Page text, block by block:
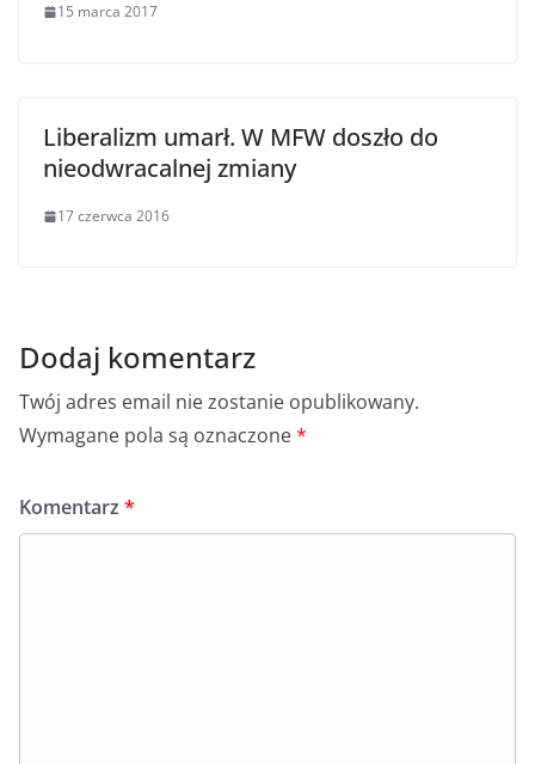
15 marca 2017
Liberalizm umarł. W MFW doszło do
nieodwracalnej zmiany
17 czerwca 2016
Dodaj komentarz
Twój adres email nie zostanie opublikowany.
Wymagane pola są oznaczone*
Komentarz *